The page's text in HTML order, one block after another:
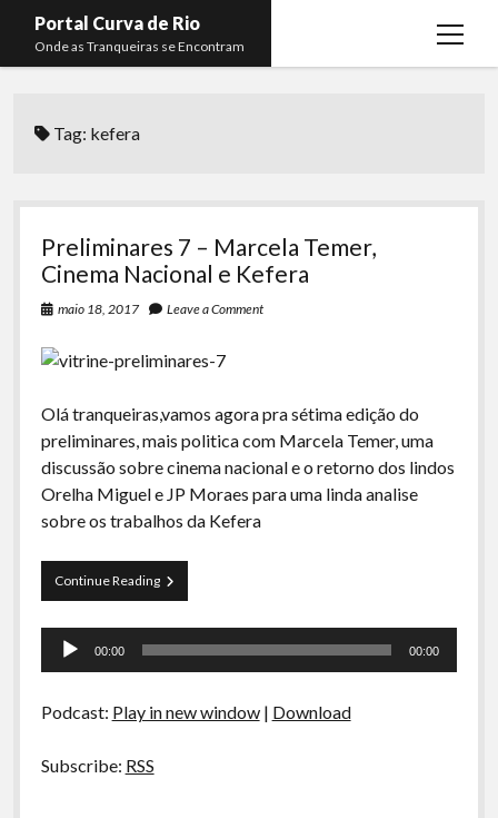
Portal Curva de Rio
Onde as Tranqueiras se Encontram
open
menu
Curva de Rio
Komos
La Siesta Podcast
Arquivo CDR
Papo Tranqueira
A Ripa É a Lei
Preliminares
Membros
Lucas Oliveira
Kaique Xavier
Tag: kefera
Preliminares 7 – Marcela Temer,
Cinema Nacional e Kefera
maio 18, 2017 Leave a Comment
Olá tranqueiras,vamos agora pra sétima edição do
preliminares, mais politica com Marcela Temer, uma
discussão sobre cinema nacional e o retorno dos lindos
Orelha Miguel e JP Moraes para uma linda analise
sobre os trabalhos da Kefera
Continue ReadingPreliminares
7
Temer,
e
Tocador
00:00 00:00
Podcast: Play in new window| Download
Subscribe: RSS